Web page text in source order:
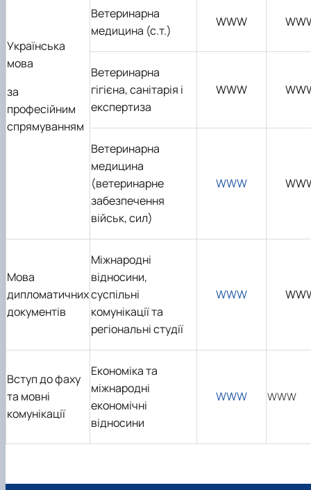
Українська
мова
за
професійним
спрямуванням
Ветеринарна
медицина (с.т.)
WWW
Ветеринарна
гігієна, санітарія і
експертиза
WWW
Ветеринарна
медицина
(ветеринарне
забезпечення
військ, сил)
WWW
Мова
дипломатичних
документів
Міжнародні
відносини,
суспільні
комунікації та
регіональні студії
WWW
Вступ до фаху
та мовні
комунікації
Економіка та
міжнародні
економічні
відносини
WWW WWW